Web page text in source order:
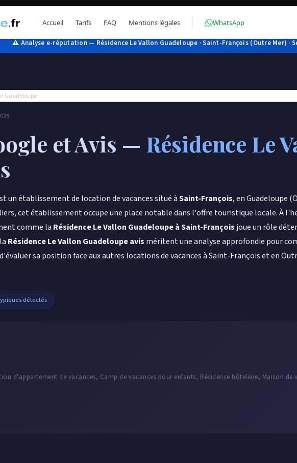
Accueil Tarifs FAQ Mentions légales WhatsApp
⚠ Analyse e-réputation — Résidence Le Vallon Guadeloupe · Saint-François (Outre Mer) ·
Guadeloupe
et Avis — Résidence Le
un établissement de location de vacances situé àSaint-François, en Guadeloupe
cet établissement occupe une place notable dans l'offre touristique locale. À
comme la Résidence Le Vallon Guadeloupe à Saint-François joue un rôle
Résidence Le Vallon Guadeloupe avis méritent une analyse approfondie pour
sa position face aux autres locations de vacances à Saint-François et en
détectés
d'appartement de vacances, Camp de vacances pour enfants, Résidence hôtelière, Maison de